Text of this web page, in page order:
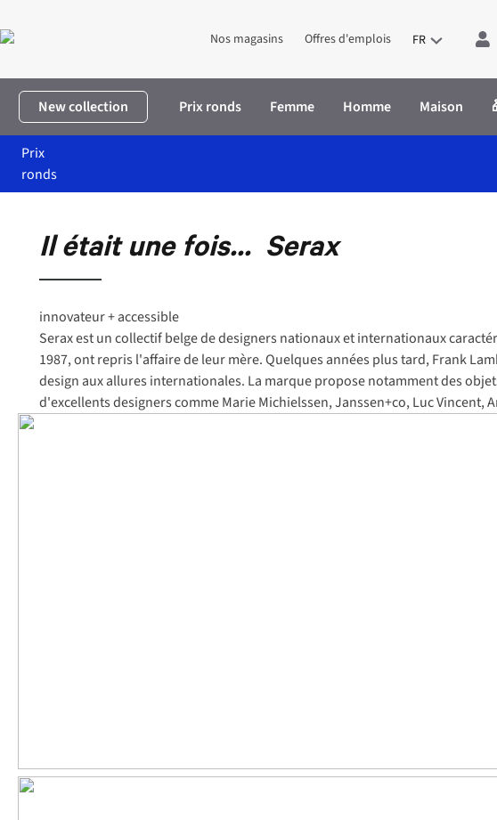
Nos magasins Offres d'emplois FR
New collection Prix ronds Femme Homme Maison
Prix
ronds
Il était une fois... Serax
innovateur + accessible
Serax est un collectif belge de designers nationaux et internationaux
1987, ont repris l'affaire de leur mère. Quelques années plus tard, Frank
design aux allures internationales. La marque propose notamment des
d'excellents designers comme Marie Michielssen, Janssen+co, Luc Vincent,